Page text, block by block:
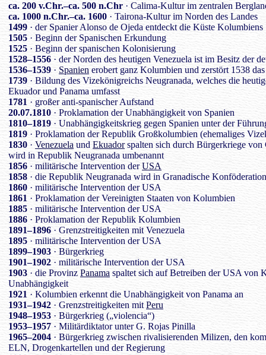
ca. 200 v.Chr.–ca. 500 n.Chr · Calima-Kultur im zentralen
ca. 1000 n.Chr.–ca. 1600 · Tairona-Kultur im Norden des Landes
1499 · der Spanier Alonso de Ojeda entdeckt die Küste Kolumbiens
1505 · Beginn der Spanischen Erkundung
1525 · Beginn der spanischen Kolonisierung
1528–1556 · der Norden des heutigen Venezuela ist im Besitz der
1536–1539 · Spanien erobert ganz Kolumbien und zerstört 1538
1739 · Bildung des Vizekönigreichs Neugranada, welches die
Ekuador und Panama umfasst
1781 · großer anti-spanischer Aufstand
20.07.1810 · Proklamation der Unabhängigkeit von Spanien
1810–1819 · Unabhängigkeitskrieg gegen Spanien unter der
1819 · Proklamation der Republik Großkolumbien (ehemaliges
1830 · Venezuela und Ekuadorspalten sich durch Bürgerkriege
wird in Republik Neugranada umbenannt
1856 · militärische Intervention derUSA
1858 · die Republik Neugranada wird in Granadische
1860 · militärische Intervention der USA
1861 · Proklamation der Vereinigten Staaten von Kolumbien
1885 · militärische Intervention der USA
1886 · Proklamation der Republik Kolumbien
1891–1896 · Grenzstreitigkeiten mit Venezuela
1895 · militärische Intervention der USA
1899–1903 · Bürgerkrieg
1901–1902 · militärische Intervention der USA
1903 · die Provinz Panama spaltet sich auf Betreiben der USA von
Unabhängigkeit
1921 · Kolumbien erkennt die Unabhängigkeit von Panama an
1931–1942 · Grenzstreitigkeiten mit Peru
1948–1953 · Bürgerkrieg („violencia“)
1953–1957 · Militärdiktator unter G. Rojas Pinilla
1965–2004 · Bürgerkrieg zwischen rivalisierenden Milizen, den
ELN, Drogenkartellen und der Regierung